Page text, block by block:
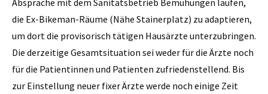
die Ex-Bikeman-Räume (Nähe Stainerplatz) zu adaptieren,
um dort die provisorisch tätigen Hausärzte unterzubringen.
Die derzeitige Gesamtsituation sei weder für die Ärzte noch
für die Patientinnen und Patienten zufriedenstellend. Bis
zur Einstellung neuer fixer Ärzte werde noch einige Zeit